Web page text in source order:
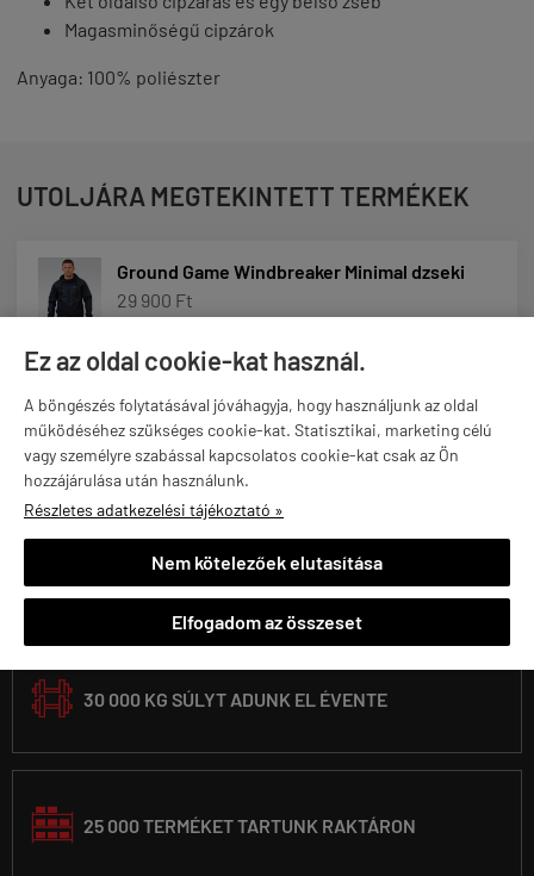
Ez az oldal cookie-kat használ.
A böngészés folytatásával jóváhagyja, hogy használjunk az oldal
működéséhez szükséges cookie-kat. Statisztikai, marketing célú
vagy személyre szabással kapcsolatos cookie-kat csak az Ön
hozzájárulása után használunk.
Részletes adatkezelési tájékoztató »
Nem kötelezőek elutasítása
Elfogadom az összeset
Magasminőségű cipzárok
Anyaga: 100% poliészter
UTOLJÁRA MEGTEKINTETT TERMÉKEK
Ground Game Windbreaker Minimal dzseki
29 900 Ft
 1992 ÓTA VAGYUNK A PIACON
30 000 KG SÚLYT ADUNK EL ÉVENTE
25 000 TERMÉKET TARTUNK RAKTÁRON